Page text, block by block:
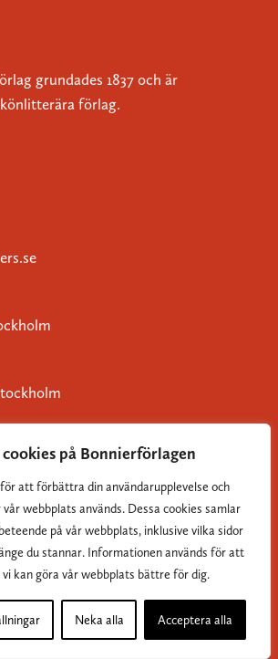
på Bonnierförlagen
att förbättra din användarupplevelse och
webbplats används. Dessa cookies samlar
på vår webbplats, inklusive vilka sidor
du stannar. Informationen används för att
kan göra vår webbplats bättre för dig.
Neka alla Acceptera alla
grundades 1837 och är
förlag.
Om Bonnierförlagen
Cookies
Integritetspolicy